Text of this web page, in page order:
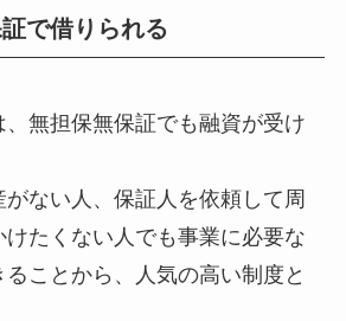
で借りられる
無担保無保証でも融資が受け
ない人、保証人を依頼して周
けたくない人でも事業に必要な
ことから、人気の高い制度と